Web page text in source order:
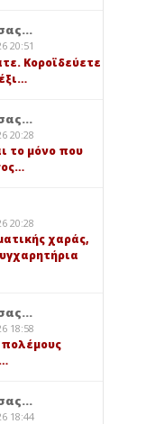
20:51
Κοροϊδεύετε
20:28
το μόνο που
20:28
χαράς,
18:58
πολέμους
18:44